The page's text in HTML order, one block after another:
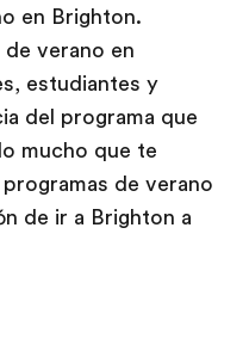
en Brighton.
verano en
estudiantes y
del programa que
mucho que te
de verano
de ir a Brighton a